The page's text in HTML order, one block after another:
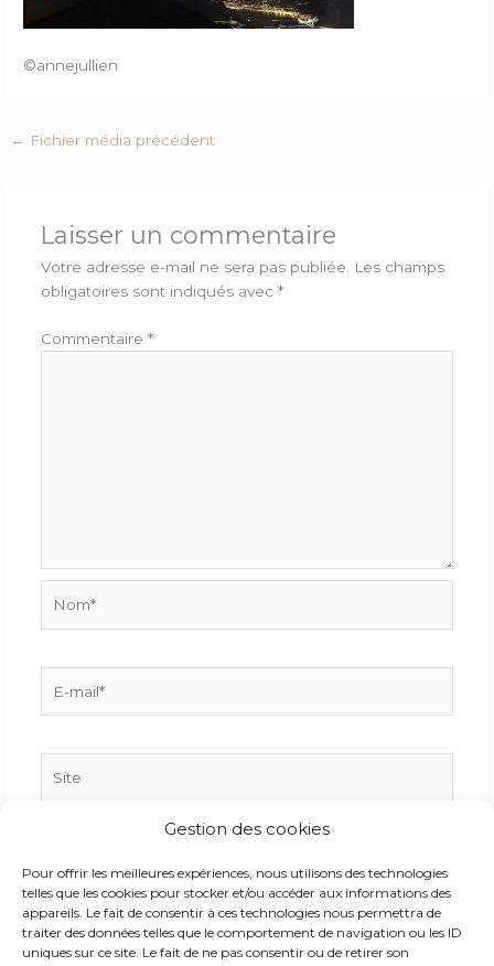
Gestion des cookies
Pour offrir les meilleures expériences, nous utilisons des technologies
telles que les cookies pour stocker et/ou accéder aux informations des
appareils. Le fait de consentir à ces technologies nous permettra de
traiter des données telles que le comportement de navigation ou les ID
uniques sur ce site. Le fait de ne pas consentir ou de retirer son
©annejullien
← Fichier média précédent
Laisser un commentaire
Votre adresse e-mail ne sera pas publiée.
Les champs
obligatoires sont indiqués avec *
Commentaire *
mail*
le navigateur pour mon prochain commentaire.